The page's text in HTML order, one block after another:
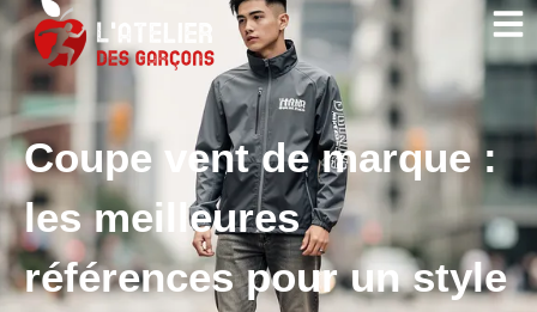
Coupe vent de marque :
les meilleures
références pour un style